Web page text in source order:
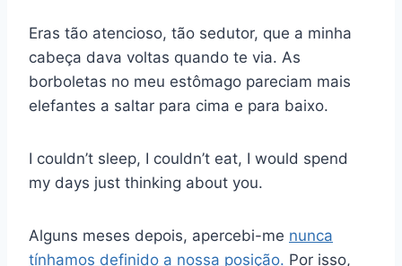
Eras tão atencioso, tão sedutor, que a minha
cabeça dava voltas quando te via. As
borboletas no meu estômago pareciam mais
elefantes a saltar para cima e para baixo.
I couldn’t sleep, I couldn’t eat, I would spend
my days just thinking about you.
Alguns meses depois, apercebi-me nunca
tínhamos definido a nossa posição. Por isso,